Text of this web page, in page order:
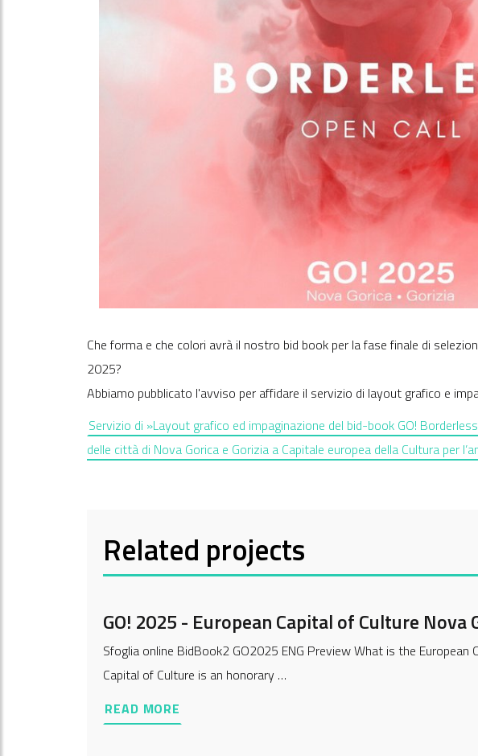
Che forma e che colori avrà il nostro bid book per la fase finale di
2025?
Abbiamo pubblicato l'avviso per affidare il servizio di layout grafico e
Servizio di »Layout grafico ed impaginazione del bid-book GO!
delle città di Nova Gorica e Gorizia a Capitale europea della Cultura per
Related projects
GO! 2025 - European Capital of Culture Nova
Sfoglia online BidBook2 GO2025 ENG Preview What is the European
Capital of Culture is an honorary …
READ MORE